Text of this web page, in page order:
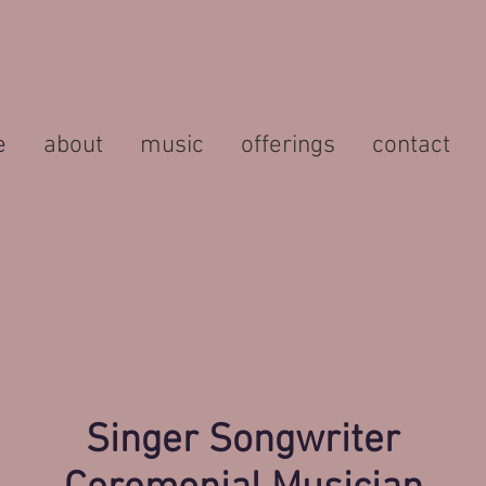
about music offerings contact
Singer Songwriter